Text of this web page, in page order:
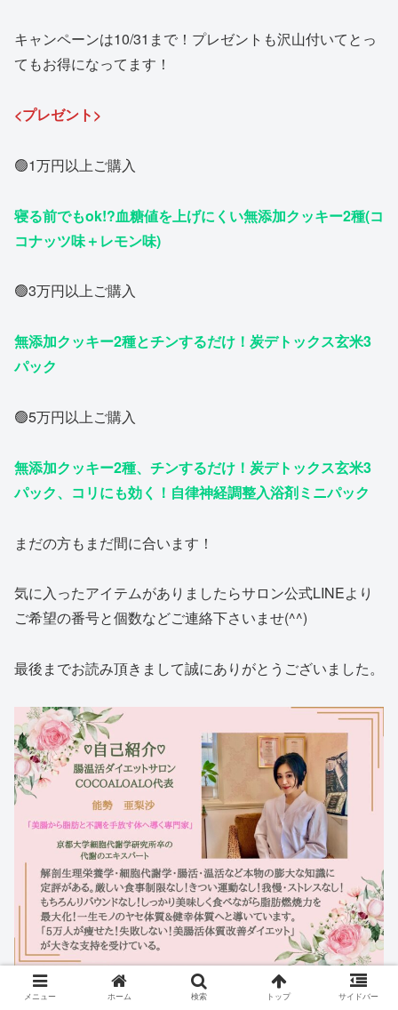
キャンペーンは10/31まで！プレゼントも沢山付いてとっ
てもお得になってます！
<プレゼント>
🟢1万円以上ご購入
寝る前でもok!?血糖値を上げにくい無添加クッキー2種(コ
コナッツ味＋レモン味)
🟢3万円以上ご購入
無添加クッキー2種とチンするだけ！炭デトックス玄米3
パック
🟢5万円以上ご購入
無添加クッキー2種、チンするだけ！炭デトックス玄米3
パック、コリにも効く！自律神経調整入浴剤ミニパック
まだの方もまだ間に合います！
気に入ったアイテムがありましたらサロン公式LINEより
ご希望の番号と個数などご連絡下さいませ(^^)
最後までお読み頂きまして誠にありがとうございました。
メニュー ホーム 検索 トップ サイドバー